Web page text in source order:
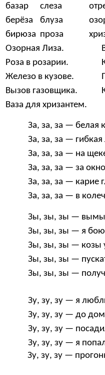
базар
слеза
берёза
блуза
бирюза проза
Озорная Лиза.
Роза в розарии.
Железо в кузове.
Вызов газовщика.
Ваза для хризантем.
За, за, за — белая
За, за, за — гибкая
За, за, за — на
За, за, за — за
За, за, за — карие
За, за, за — в
Зы, зы, зы —
Зы, зы, зы — я
Зы, зы, зы — козы
Зы, зы, зы —
Зы, зы, зы —
Зу, зу, зу — я
Зу, зу, зу — до
Зу, зу, зу —
Зу, зу, зу — я
Зу, зу, зу —